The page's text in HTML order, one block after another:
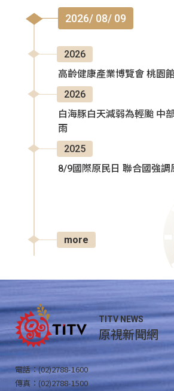
2026/ 08/ 09
2026
高齡健康產業博覽會 桃園
2026
白海豚白天減弱為輕颱 中
雨
2025
8/9國際原民日 聯合國強調
more
TITV NEWS
原視新聞網
電話：(02)2788-1600
傳真：(02)2788-1500